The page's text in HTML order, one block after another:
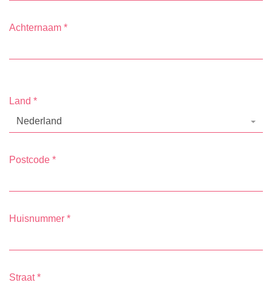
Achternaam *
Land *
Nederland
Postcode *
Huisnummer *
Straat*